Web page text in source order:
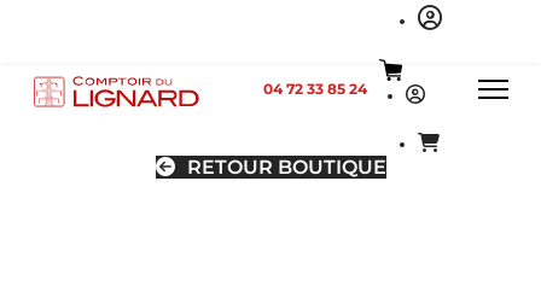
04 72 33 85 24
RETOUR BOUTIQUE